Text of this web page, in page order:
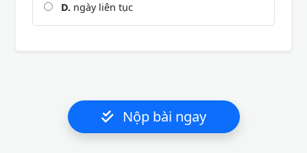
D. ngày liên tục
Nộp bài ngay